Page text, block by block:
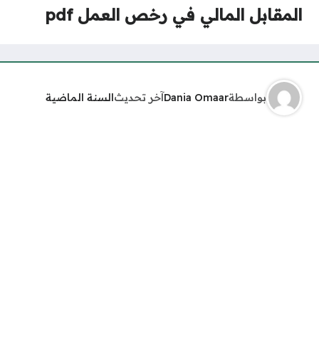
المقابل المالي في رخص العمل pdf
بواسطةDania Omaarآخر تحديثالسنة الماضية